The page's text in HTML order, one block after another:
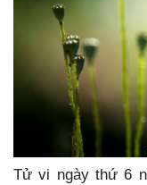
Tử vi ngày thứ 6